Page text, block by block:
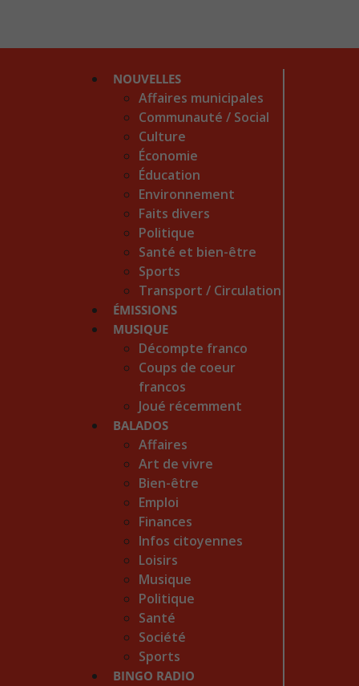
NOUVELLES
Affaires municipales
Communauté / Social
Culture
Économie
Éducation
Environnement
Faits divers
Politique
Santé et bien-être
Sports
Transport / Circulation
ÉMISSIONS
MUSIQUE
Décompte franco
Coups de coeur
francos
Joué récemment
BALADOS
Affaires
Art de vivre
Bien-être
Emploi
Finances
Infos citoyennes
Loisirs
Musique
Politique
Santé
Société
Sports
BINGO RADIO